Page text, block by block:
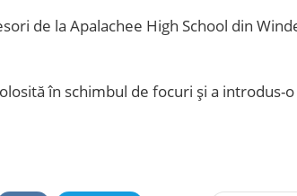
de la Apalachee High School din
în schimbul de focuri și a introdus-o